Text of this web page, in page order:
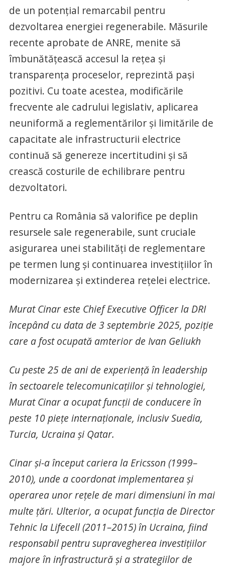
de un potențial remarcabil pentru
dezvoltarea energiei regenerabile. Măsurile
recente aprobate de ANRE, menite să
îmbunătățească accesul la rețea și
transparența proceselor, reprezintă pași
pozitivi. Cu toate acestea, modificările
frecvente ale cadrului legislativ, aplicarea
neuniformă a reglementărilor și limitările de
capacitate ale infrastructurii electrice
continuă să genereze incertitudini și să
crească costurile de echilibrare pentru
dezvoltatori.
Pentru ca România să valorifice pe deplin
resursele sale regenerabile, sunt cruciale
asigurarea unei stabilități de reglementare
pe termen lung și continuarea investițiilor în
modernizarea și extinderea rețelei electrice.
Murat Cinar este Chief Executive Officer la DRI
începând cu data de 3 septembrie 2025, poziție
care a fost ocupată amterior de Ivan Geliukh
Cu peste 25 de ani de experiență în leadership
în sectoarele telecomunicațiilor și tehnologiei,
Murat Cinar a ocupat funcții de conducere în
peste 10 piețe internaționale, inclusiv Suedia,
Turcia, Ucraina și Qatar.
Cinar și-a început cariera la Ericsson (1999–
2010), unde a coordonat implementarea și
operarea unor rețele de mari dimensiuni în mai
multe țări. Ulterior, a ocupat funcția de Director
Tehnic la Lifecell (2011–2015) în Ucraina, fiind
responsabil pentru supravegherea investițiilor
majore în infrastructură și a strategiilor de